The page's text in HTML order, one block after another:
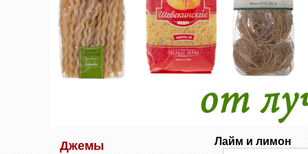
Джемы Лайм и лимон